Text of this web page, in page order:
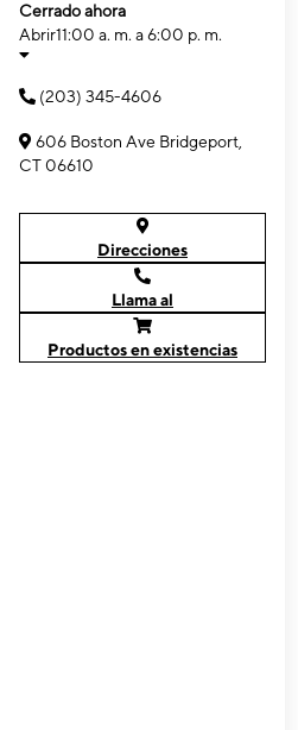
Cerrado ahora
Abrir11:00 a. m. a 6:00 p. m.
(203) 345-4606
606 Boston Ave Bridgeport,
CT 06610
Direcciones
Llama al
Productos en existencias